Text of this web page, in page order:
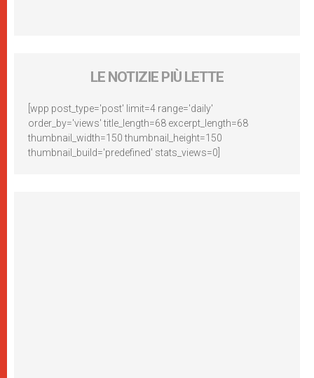
LE NOTIZIE PIÙ LETTE
[wpp post_type='post' limit=4 range='daily'
order_by='views' title_length=68 excerpt_length=68
thumbnail_width=150 thumbnail_height=150
thumbnail_build='predefined' stats_views=0]